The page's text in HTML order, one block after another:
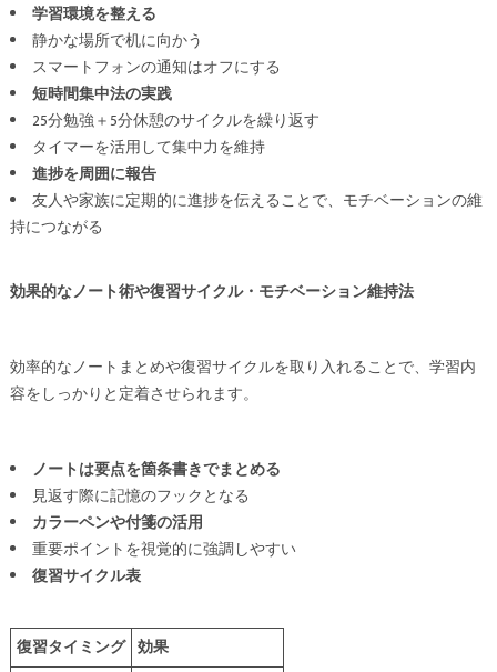
学習環境を整える
静かな場所で机に向かう
スマートフォンの通知はオフにする
短時間集中法の実践
25分勉強＋5分休憩のサイクルを繰り返す
タイマーを活用して集中力を維持
進捗を周囲に報告
友人や家族に定期的に進捗を伝えることで、モチベーションの維
持につながる
効果的なノート術や復習サイクル・モチベーション維持法
効率的なノートまとめや復習サイクルを取り入れることで、学習内
容をしっかりと定着させられます。
ノートは要点を箇条書きでまとめる
見返す際に記憶のフックとなる
カラーペンや付箋の活用
重要ポイントを視覚的に強調しやすい
復習サイクル表
復習タイミング 効果